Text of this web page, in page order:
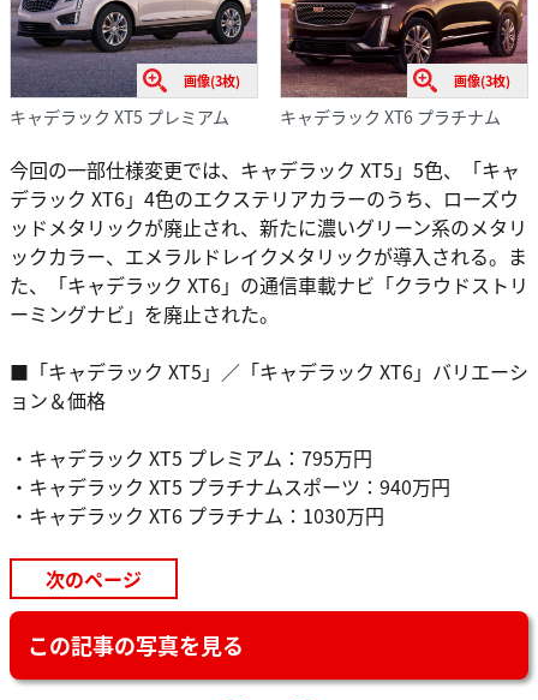
画像(3枚)
キャデラック XT5 プレミアム
画像(3枚)
キャデラック XT6 プラチナム
今回の一部仕様変更では、キャデラック XT5」5色、「キャ
デラック XT6」4色のエクステリアカラーのうち、ローズウ
ッドメタリックが廃止され、新たに濃いグリーン系のメタリ
ックカラー、エメラルドレイクメタリックが導入される。ま
た、「キャデラック XT6」の通信車載ナビ「クラウドストリ
ーミングナビ」を廃止された。
■「キャデラック XT5」／「キャデラック XT6」バリエーシ
ョン＆価格
・キャデラック XT5 プレミアム：795万円
・キャデラック XT5 プラチナムスポーツ：940万円
・キャデラック XT6 プラチナム：1030万円
次のページ
この記事の写真を見る